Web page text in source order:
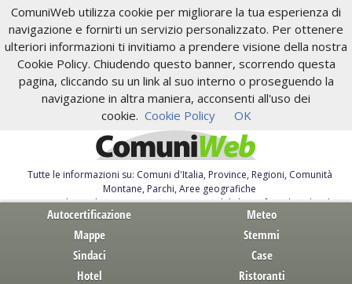
ComuniWeb utilizza cookie per migliorare la tua esperienza di
navigazione e fornirti un servizio personalizzato. Per ottenere
ulteriori informazioni ti invitiamo a prendere visione della nostra
Cookie Policy. Chiudendo questo banner, scorrendo questa
pagina, cliccando su un link al suo interno o proseguendo la
navigazione in altra maniera, acconsenti all'uso dei
cookie. Cookie Policy OK
Tutte le informazioni su: Comuni d'Italia, Province, Regioni, Comunità
Montane, Parchi, Aree geografiche
Servizi al Cittadino. Autocertificazione, moduli, leggi, free download
Autocertificazione
Meteo
Mappe
Stemmi
Sindaci
Case
Hotel
Ristoranti